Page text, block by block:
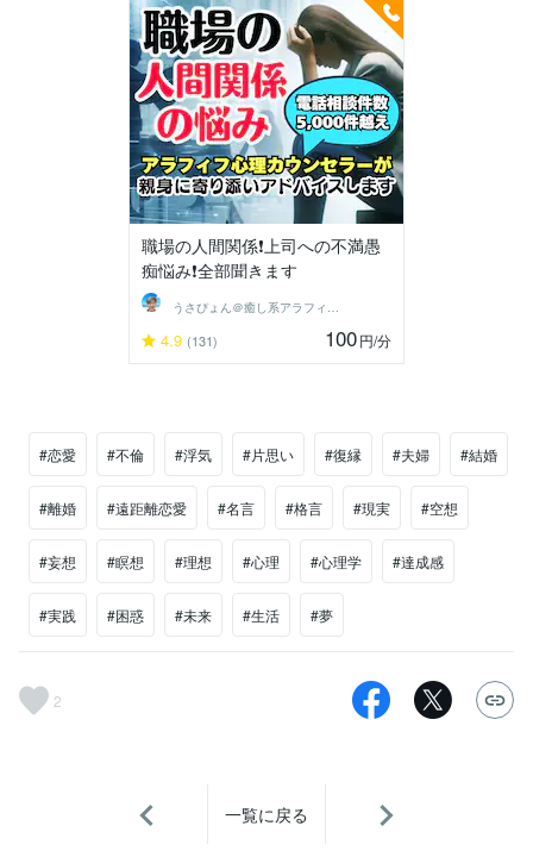
職場の人間関係❗上司への不満愚
痴悩み❗全部聞きます
4.9 (131) 100円/分
#恋愛 #不倫 #浮気 #片思い #復縁 #夫婦 #結婚
#離婚 #遠距離恋愛 #名言 #格言 #現実 #空想
#妄想 #瞑想 #理想 #心理 #心理学 #達成感
#実践 #困惑 #未来 #生活 #夢
2
一覧に戻る